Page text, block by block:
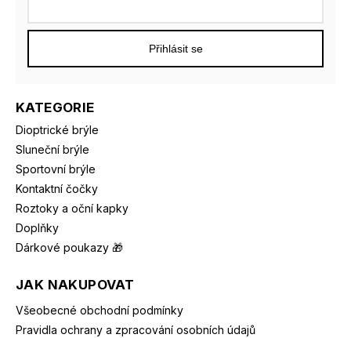
KATEGORIE
Dioptrické brýle
Sluneční brýle
Sportovní brýle
Kontaktní čočky
Roztoky a oční kapky
Doplňky
Dárkové poukazy 🎁
JAK NAKUPOVAT
Všeobecné obchodní podmínky
Pravidla ochrany a zpracování osobních údajů
Přihlásit se